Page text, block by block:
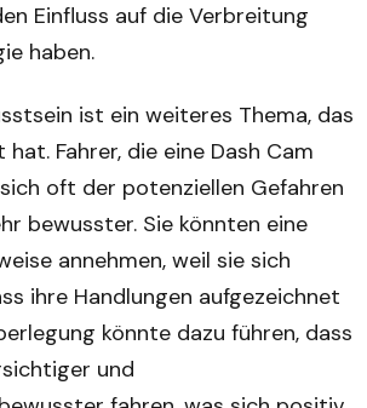
Einfluss auf die Verbreitung
haben.
ist ein weiteres Thema, das
Fahrer, die eine Dash Cam
oft der potenziellen Gefahren
bewusster. Sie könnten eine
annehmen, weil sie sich
ihre Handlungen aufgezeichnet
könnte dazu führen, dass
und